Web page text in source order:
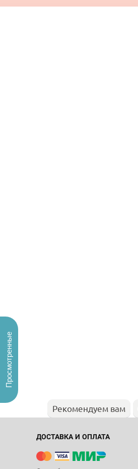
Рекомендуем вам
ДОСТАВКА И ОПЛАТА
Просмотренные